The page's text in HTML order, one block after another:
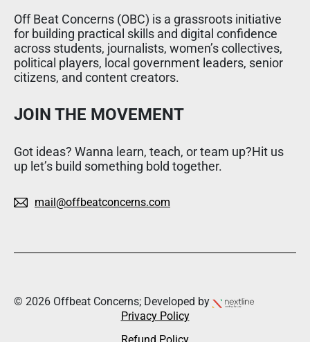
Off Beat Concerns (OBC) is a grassroots initiative
for building practical skills and digital confidence
across students, journalists, women’s collectives,
political players, local government leaders, senior
citizens, and content creators.
JOIN THE MOVEMENT
Got ideas? Wanna learn, teach, or team up?Hit us
up let’s build something bold together.
mail@offbeatconcerns.com
© 2026 Offbeat Concerns; Developed by
Privacy Policy